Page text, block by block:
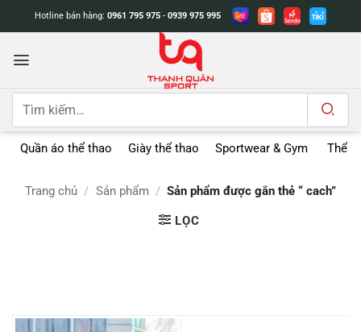
dung
Hotline bán hàng: 0961 795 975 - 0939 975 995
Tìm
Quần áo thể thao Giày thể thao Sportwear & Gym Thể
Trang chủ / Sản phẩm / Sản phẩm được gắn thẻ “ cach”
LỌC